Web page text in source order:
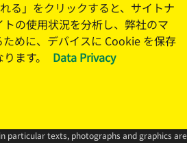
リーガルノーティス
インプリント
particular texts, photographs and graphics
る」をクリックすると、サイトナ
の使用状況を分析し、弊社のマ
めに、デバイスに Cookie を保存
ます。
Data Privacy